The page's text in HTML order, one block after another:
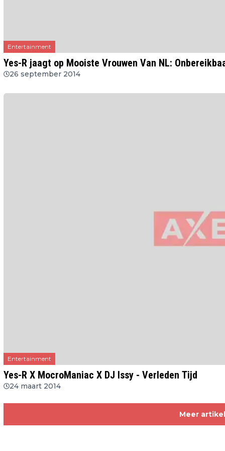
Entertainment
Yes-R jaagt op Mooiste Vrouwen Van NL:
26 september 2014
Entertainment
Yes-R X MocroManiac X DJ Issy - Verleden Tijd
24 maart 2014
Meer